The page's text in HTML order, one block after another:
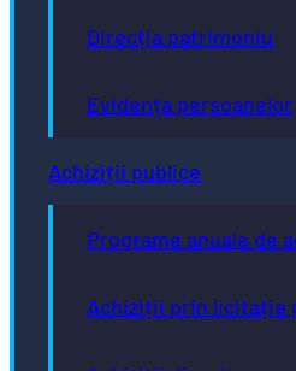
Direcția patrimoniu
Evidența persoanelor
Achiziții publice
Programe anuale de
Achiziții prin licitație